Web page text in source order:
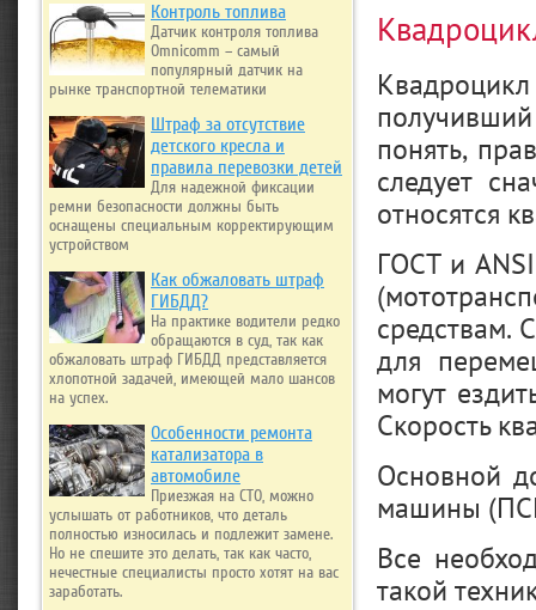
понять,
следует
относятся
ГОСТ и
средствам.
для
могут
Скорость
Основной
машины
Все
такой
Контроль топлива
Датчик контроля топлива
Omnicomm – самый
популярный датчик на
рынке транспортной телематики
Штраф за отсутствие
детского кресла и
правила перевозки детей
Для надежной фиксации
ремни безопасности должны быть
оснащены специальным корректирующим
устройством
Как обжаловать штраф
ГИБДД?
На практике водители редко
обращаются в суд, так как
обжаловать штраф ГИБДД представляется
хлопотной задачей, имеющей мало шансов
на успех.
Особенности ремонта
катализатора в
автомобиле
Приезжая на СТО, можно
услышать от работников, что деталь
полностью износилась и подлежит замене.
Но не спешите это делать, так как часто,
нечестные специалисты просто хотят на вас
заработать.